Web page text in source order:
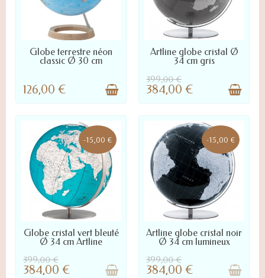
LIVRÉ SOUS 48 À 72H
Globe terrestre néon
classic Ø 30 cm
126,00 €
LIVRÉ SOUS 10 À 45 JOURS :
NOUS CONTACTER POUR
DÉLAI PRÉCIS
Artline globe cristal Ø
34 cm gris
399,00 €
384,00 €
-15,00 €
NOUS CONTACTER POUR LA
DISPONIBILITÉ
Globe cristal vert bleuté
Ø 34 cm Artline
399,00 €
384,00 €
-15,00 €
NOUS CONTACTER POUR LA
DISPONIBILITÉ
Artline globe cristal noir
Ø 34 cm lumineux
399,00 €
384,00 €